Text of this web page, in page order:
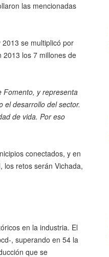
las mencionadas
se multiplicó por
2013 los 7 millones de
Fomento, y representa
el desarrollo del sector.
de vida. Por eso
conectados, y en
los retos serán Vichada,
en la industria. El
, superando en 54 la
que se